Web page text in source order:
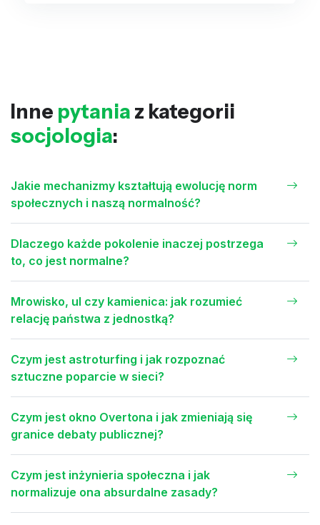
Inne pytania z kategorii
socjologia:
Jakie mechanizmy kształtują ewolucję norm
społecznych i naszą normalność?
Dlaczego każde pokolenie inaczej postrzega
to, co jest normalne?
Mrowisko, ul czy kamienica: jak rozumieć
relację państwa z jednostką?
Czym jest astroturfing i jak rozpoznać
sztuczne poparcie w sieci?
Czym jest okno Overtona i jak zmieniają się
granice debaty publicznej?
Czym jest inżynieria społeczna i jak
normalizuje ona absurdalne zasady?